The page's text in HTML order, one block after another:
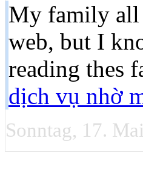
My family all
web, but I
reading thes
dịch vụ nhờ
Sonntag, 17.